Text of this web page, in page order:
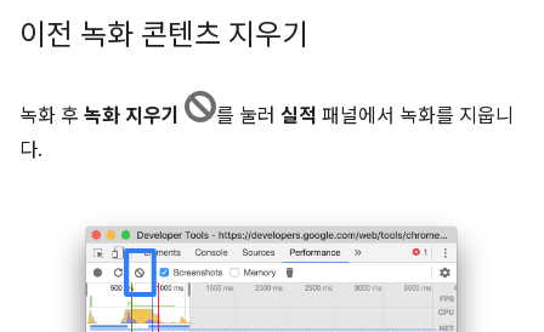
이전 녹화 콘텐츠 지우기
녹화 후 녹화 지우기 를 눌러 실적 패널에서 녹화를 지웁니
다.